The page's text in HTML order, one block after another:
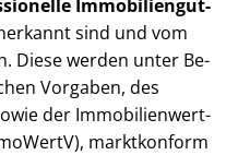
Im­mo­bi­li­en­gut­
sind und vom
Diese werden unter Be­
Vorgaben, des
der Im­mo­bi­li­en­wert­
marktkonform